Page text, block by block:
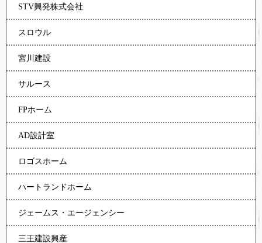
STV興発株式会社
スロウル
宮川建設
サルース
FPホーム
AD設計室
ロゴスホーム
ハートランドホーム
ジェームス・エージェンシー
三王建設興産